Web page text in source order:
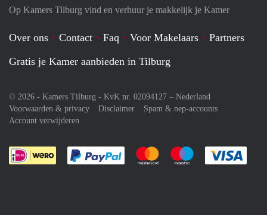
Op Kamers Tilburg vind en verhuur je makkelijk je Kamer
Over ons Contact Faq Voor Makelaars
Partners
Gratis je Kamer aanbieden in Tilburg
© 2026 - Kamers Tilburg - KvK nr. 02094127 – Nederland
Voorwaarden & privacy
Disclaimer
Spam & nep-accounts
Account verwijderen
Je rekent gemakkelijk af met Paypal
Je rekent gemakkelijk af met
Je rekent